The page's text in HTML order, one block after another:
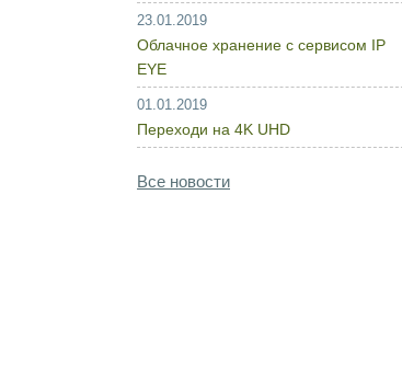
23.01.2019
Облачное хранение с сервисом IP
EYE
01.01.2019
Переходи на 4K UHD
Все новости